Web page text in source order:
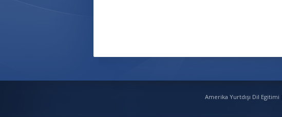
Amerika Yurtdışı Dil Egitimi